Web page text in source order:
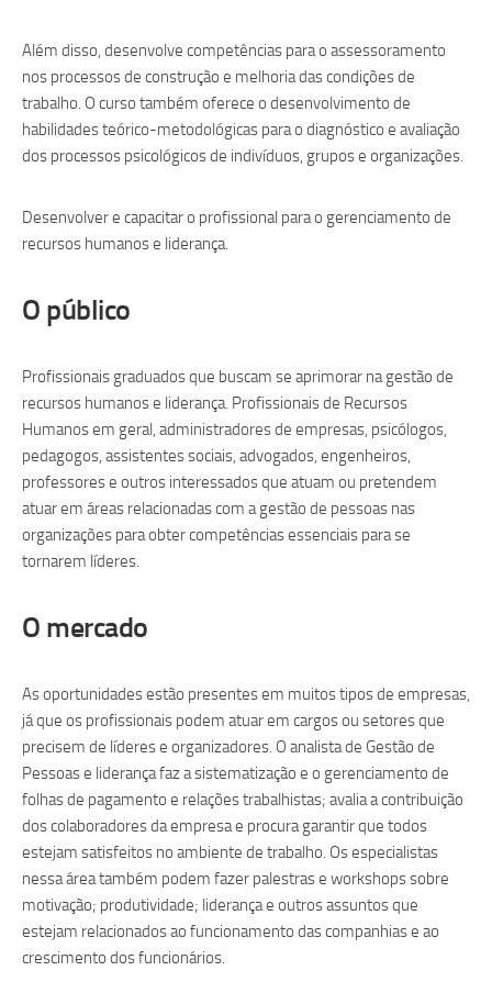
Além disso, desenvolve competências para o assessoramento
nos processos de construção e melhoria das condições de
trabalho. O curso também oferece o desenvolvimento de
habilidades teórico-metodológicas para o diagnóstico e avaliação
dos processos psicológicos de indivíduos, grupos e organizações.
Desenvolver e capacitar o profissional para o gerenciamento de
recursos humanos e liderança.
O público
Profissionais graduados que buscam se aprimorar na gestão de
recursos humanos e liderança. Profissionais de Recursos
Humanos em geral, administradores de empresas, psicólogos,
pedagogos, assistentes sociais, advogados, engenheiros,
professores e outros interessados que atuam ou pretendem
atuar em áreas relacionadas com a gestão de pessoas nas
organizações para obter competências essenciais para se
tornarem líderes.
O mercado
As oportunidades estão presentes em muitos tipos de empresas,
já que os profissionais podem atuar em cargos ou setores que
precisem de líderes e organizadores. O analista de Gestão de
Pessoas e liderança faz a sistematização e o gerenciamento de
folhas de pagamento e relações trabalhistas; avalia a contribuição
dos colaboradores da empresa e procura garantir que todos
estejam satisfeitos no ambiente de trabalho. Os especialistas
nessa área também podem fazer palestras e workshops sobre
motivação; produtividade; liderança e outros assuntos que
estejam relacionados ao funcionamento das companhias e ao
crescimento dos funcionários.